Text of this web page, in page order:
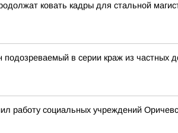
ковать кадры для стальной
подозреваемый в серии краж из частных
работу социальных учреждений